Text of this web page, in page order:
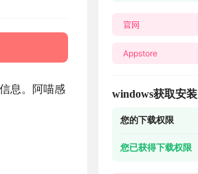
息。阿喵感
官网
Appstore
windows获取安装
您的下载权限
您已获得下载权限